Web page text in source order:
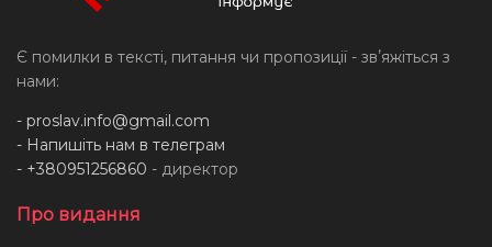
Є помилки в тексті, питання чи пропозиції - звʼяжіться з
нами:
- proslav.info@gmail.com
- Напишіть нам в телеграм
- +380951256860 - директор
Про видання